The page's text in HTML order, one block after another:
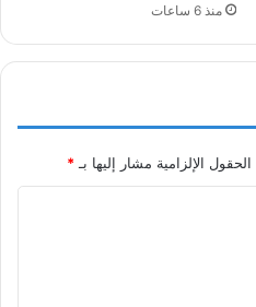
منذ 6 ساعات
الحقول الإلزامية مشار إليها بـ *